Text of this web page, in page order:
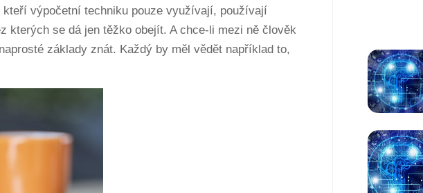
výpočetní techniku pouze využívají, používají
kterých se dá jen těžko obejít. A chce-li mezi ně člověk
základy znát. Každý by měl vědět například to,